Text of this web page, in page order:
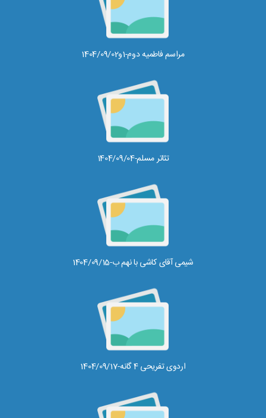
مراسم فاطمیه دوم-1و1404/09/02
تئاتر مسلم-1404/09/04
شیمی آقای کاشی با نهم ب-1404/09/15
اردوی تفریحی 4 گانه-1404/09/17